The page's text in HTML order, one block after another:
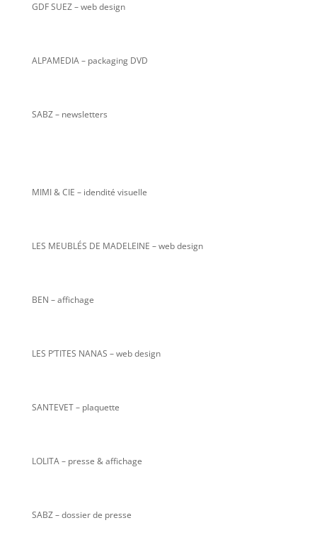
GDF SUEZ – web design
ALPAMEDIA – packaging DVD
SABZ – newsletters
MIMI & CIE – idendité visuelle
LES MEUBLÉS DE MADELEINE – web design
BEN – affichage
LES P’TITES NANAS – web design
SANTEVET – plaquette
LOLITA – presse & affichage
SABZ – dossier de presse